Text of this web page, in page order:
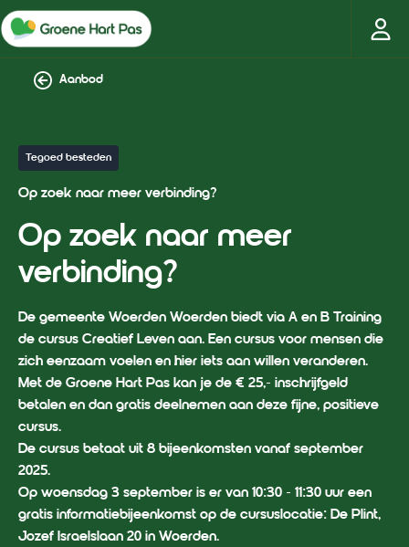
Aanbod
Tegoed besteden
Op zoek naar meer verbinding?
Op zoek naar meer
verbinding?
De gemeente Woerden Woerden biedt via A en B Training
de cursus Creatief Leven aan. Een cursus voor mensen die
zich eenzaam voelen en hier iets aan willen veranderen.
Met de Groene Hart Pas kan je de € 25,- inschrijfgeld
betalen en dan gratis deelnemen aan deze fijne, positieve
cursus.
De cursus betaat uit 8 bijeenkomsten vanaf september
2025.
Op woensdag 3 september is er van 10:30 - 11:30 uur een
gratis informatiebijeenkomst op de cursuslocatie: De Plint,
Jozef Israelslaan 20 in Woerden.